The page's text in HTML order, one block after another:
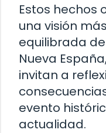
Estos hechos
una visión
equilibrada
Nueva
invitan a
evento
actualidad.